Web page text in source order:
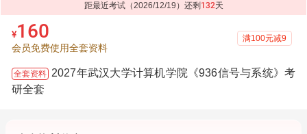
距最近考试（2026/12/19）还剩 132天
¥160
会员免费使用全套资料
满100元减9
全套资料 2027年武汉大学计算机学院《936信号与系统》考
研全套